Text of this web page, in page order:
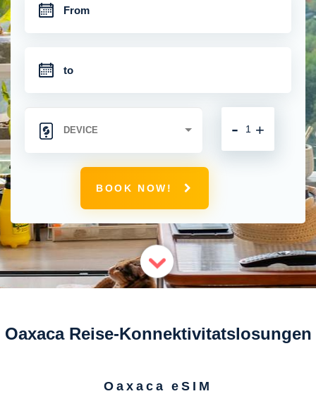
+
-
BOOK NOW!
Oaxaca Reise-Konnektivitatslosungen
Oaxaca eSIM